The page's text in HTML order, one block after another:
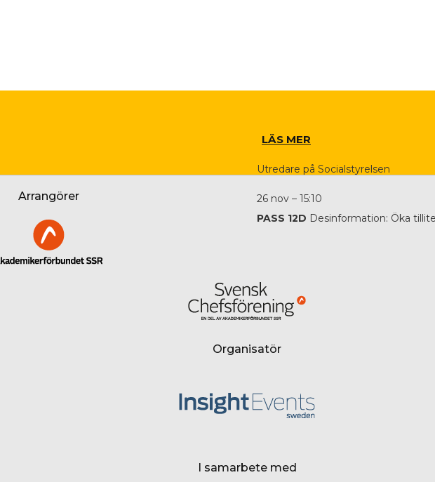
LÄS MER
Utredare på Socialstyrelsen
26 nov – 15:10
PASS 12D Desinformation: Öka
Arrangörer
Organisatör
I samarbete med